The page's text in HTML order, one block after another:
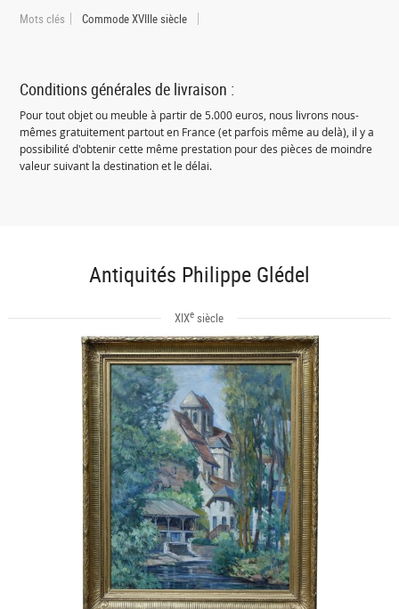
Mots clés Commode XVIIIe siècle
Conditions générales de livraison :
Pour tout objet ou meuble à partir de 5.000 euros, nous livrons nous-
mêmes gratuitement partout en France (et parfois même au delà), il y a
possibilité d'obtenir cette même prestation pour des pièces de moindre
valeur suivant la destination et le délai.
Antiquités Philippe Glédel
XIXe siècle